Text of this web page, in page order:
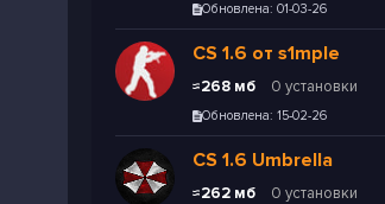
Обновлена: 01-03-26
CS 1.6 от s1mple
≈268 мб 0 установки
Обновлена: 15-02-26
CS 1.6 Umbrella
≈262 мб 0 установки